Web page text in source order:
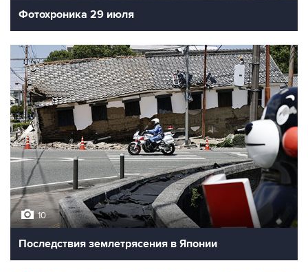
Фотохроника 29 июля
10
Последствия землетрясения в Японии